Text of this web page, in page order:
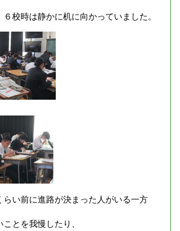
校時は静かに机に向かっていました。
い前に進路が決まった人がいる一方
とを我慢したり、